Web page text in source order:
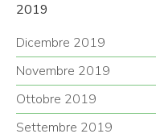
2019
Dicembre 2019
Novembre 2019
Ottobre 2019
Settembre 2019